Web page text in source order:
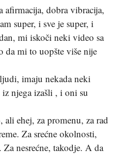
dobra vibracija,
super, i sve je super, i
mi iskoči neki video sa
mi to uopšte više nije
imaju nekada neki
njega izašli , i oni su
ehej, za promenu, za rad
Za srećne okolnosti,
nesrećne, takodje. A da